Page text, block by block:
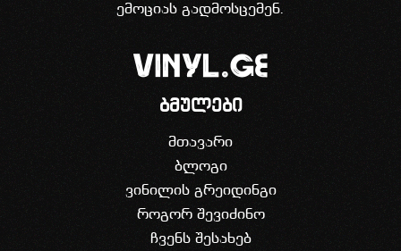
ემოციას გადმოსცემენ.
ბმულები
მთავარი
ბლოგი
ვინილის გრეიდინგი
როგორ შევიძინო
ჩვენს შესახებ